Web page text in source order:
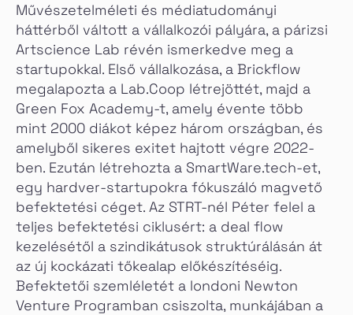
Művészetelméleti és médiatudományi
háttérből váltott a vállalkozói pályára, a párizsi
Artscience Lab révén ismerkedve meg a
startupokkal. Első vállalkozása, a Brickflow
megalapozta a Lab.Coop létrejöttét, majd a
Green Fox Academy-t, amely évente több
mint 2000 diákot képez három országban, és
amelyből sikeres exitet hajtott végre 2022-
ben. Ezután létrehozta a SmartWare.tech-et,
egy hardver-startupokra fókuszáló magvető
befektetési céget. Az STRT-nél Péter felel a
teljes befektetési ciklusért: a deal flow
kezelésétől a szindikátusok struktúrálásán át
az új kockázati tőkealap előkészítéséig.
Befektetői szemléletét a londoni Newton
Venture Programban csiszolta, munkájában a